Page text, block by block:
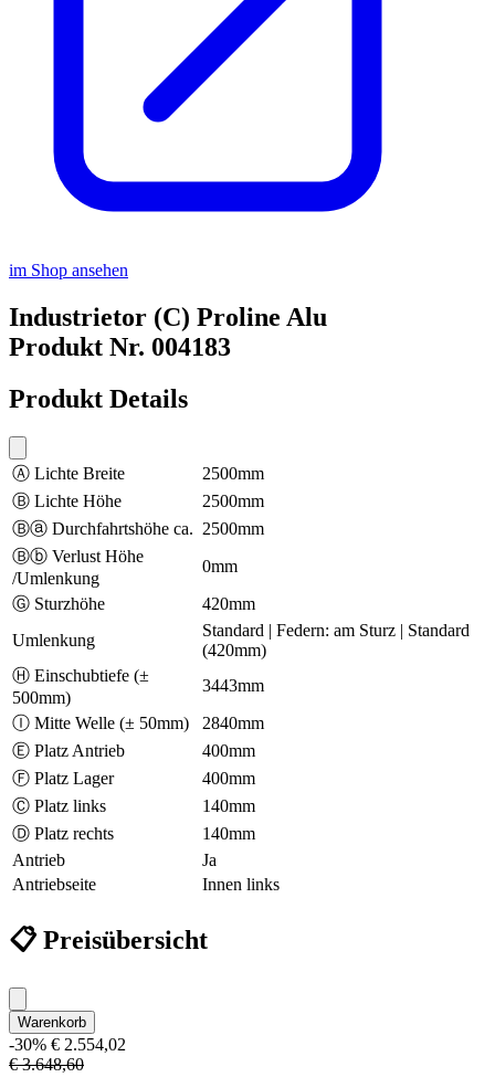
im Shop ansehen
Industrietor (C) Proline Alu
Produkt Nr. 004183
Produkt Details
Ⓐ Lichte Breite
2500mm
Ⓑ Lichte Höhe
2500mm
Ⓑⓐ Durchfahrtshöhe ca. 2500mm
Ⓑⓑ Verlust Höhe
/Umlenkung
0mm
Ⓖ Sturzhöhe
420mm
Umlenkung
Standard | Federn: am Sturz | Standard
(420mm)
Ⓗ Einschubtiefe (±
500mm)
3443mm
Ⓘ Mitte Welle (± 50mm)
2840mm
Ⓔ Platz Antrieb
400mm
Ⓕ Platz Lager
400mm
Ⓒ Platz links
140mm
Ⓓ Platz rechts
140mm
Antrieb
Ja
Antriebseite
Innen links
📋 Preisübersicht
Warenkorb
-30% € 2.554,02
€ 3.648,60